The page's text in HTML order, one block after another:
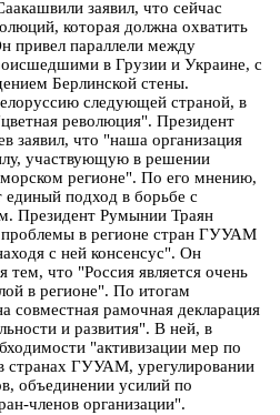
заявил, что сейчас
которая должна охватить
привел параллели между
в Грузии и Украине, с
Берлинской стены.
следующей страной, в
революция". Президент
заявил, что "наша организация
участвующую в решении
регионе". По его мнению,
подход в борьбе с
Президент Румынии Траян
проблемы в регионе стран ГУУАМ
с ней консенсус". Он
тем, что "Россия является очень
в регионе". По итогам
совместная рамочная декларация
и развития". В ней, в
"активизации мер по
странах ГУУАМ, урегулировании
объединении усилий по
членов организации".